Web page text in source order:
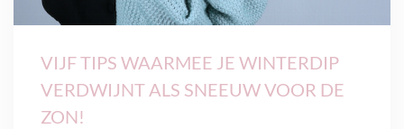
VIJF TIPS WAARMEE JE WINTERDIP
VERDWIJNT ALS SNEEUW VOOR DE
ZON!